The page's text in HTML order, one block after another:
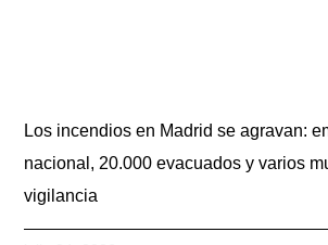
Los incendios en Madrid se agravan:
nacional, 20.000 evacuados y varios
vigilancia